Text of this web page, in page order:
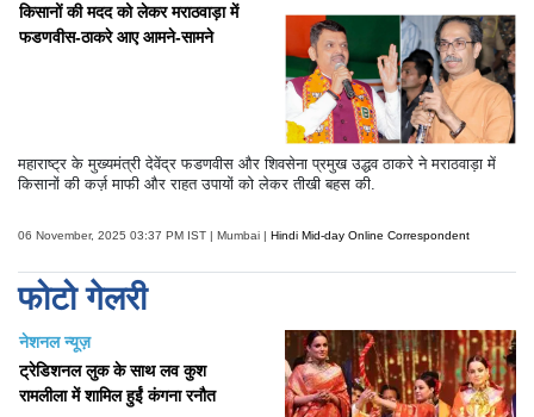
किसानों की मदद को लेकर मराठवाड़ा में
फडणवीस-ठाकरे आए आमने-सामने
महाराष्ट्र के मुख्यमंत्री देवेंद्र फडणवीस और शिवसेना प्रमुख उद्धव ठाकरे ने मराठवाड़ा में
किसानों की कर्ज़ माफी और राहत उपायों को लेकर तीखी बहस की.
06 November, 2025 03:37 PM IST | Mumbai | Hindi Mid-day Online Correspondent
फोटो गेलरी
नेशनल न्यूज़
ट्रेडिशनल लुक के साथ लव कुश
रामलीला में शामिल हुईं कंगना रनौत